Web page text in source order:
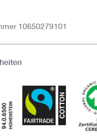
10650279101